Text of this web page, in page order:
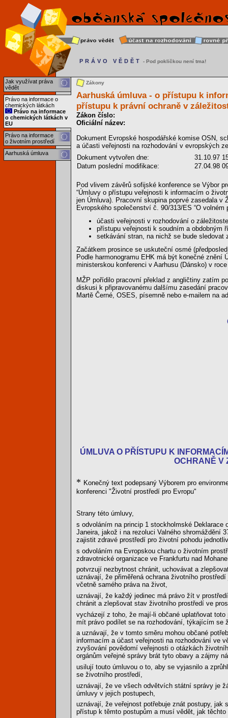
Jak využívat práva
vědět
Právo na informace o
chemických látkách
Právo na informace
o chemických látkách v
EU
Právo na informace
o životním prostředí
Aarhuská úmluva
PRÁVO VĚDĚT - Pod pokličkou není tma!
Zákony
Aarhuská úmluva - o přístupu k
přístupu k právní ochraně v
Zákon číslo:
Oficiální název:
Dokument Evropské hospodářské komise OSN,
a účasti veřejnosti na rozhodování v evropských
Dokument vytvořen dne:
31.10.97
Datum poslední modifikace:
27.04.98
Pod vlivem závěrů sofijské konference se Výbor
“Úmluvy o přístupu veřejnosti k informacím o
jen Úmluva). Pracovní skupina poprvé zasedala v
Evropského společenství č. 90/313/ES “O
účasti veřejnosti v rozhodování o
přístupu veřejnosti k soudním a obdobným
setkávání stran, na nichž se bude sledovat
Začátkem prosince se uskuteční osmé
Podle harmonogramu EHK má být konečné
ministerskou konferenci v Aarhusu (Dánsko) v
MŽP pořídilo pracovní překlad z angličtiny zatím
diskusi k připravovanému dalšímu zasedání
Martě Černé, OSES, písemně nebo e-mailem na
ÚMLUVA O PŘÍSTUPU K
OCHRANĚ V
* Konečný text podepsaný Výborem pro
konferenci "Životní prostředí pro Evropu"
Strany této úmluvy,
s odvoláním na princip 1 stockholmské
Janeira, jakož i na rezoluci Valného shromáždění
zajistit zdravé prostředí pro životní pohodu
s odvoláním na Evropskou chartu o životním
zdravotnické organizace ve Frankfurtu nad
potvrzují nezbytnost chránit, uchovávat a
uznávají, že přiměřená ochrana životního
včetně samého práva na život,
uznávají, že každý jedinec má právo žít v
chránit a zlepšovat stav životního prostředí ve
vycházejí z toho, že mají-li občané uplatňovat
mít právo podílet se na rozhodování, týkajícím se
a uznávají, že v tomto směru mohou občané
informacím a účast veřejnosti na rozhodování ve
zvyšování povědomí veřejnosti o otázkách
orgánům veřejné správy brát tyto obavy a zájmy
usilují touto úmluvou o to, aby se vyjasnilo a
se životního prostředí,
uznávají, že ve všech odvětvích státní správy je
úmluvy v jejich postupech,
uznávají, že veřejnost potřebuje znát postupy,
přístup k těmto postupům a musí vědět, jak